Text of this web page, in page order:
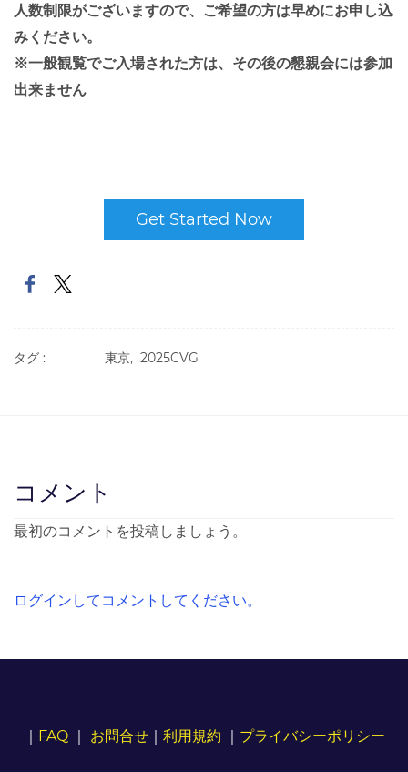
人数制限がございますので、ご希望の方は早めにお申し込
みください。
※一般観覧でご入場された方は、その後の懇親会には参加
出来ません
Get Started Now
タグ : 東京, 2025CVG
コメント
最初のコメントを投稿しましょう。
ログインしてコメントしてください。
FAQ｜ お問合せ｜ 利用規約 プライバシーポリシー